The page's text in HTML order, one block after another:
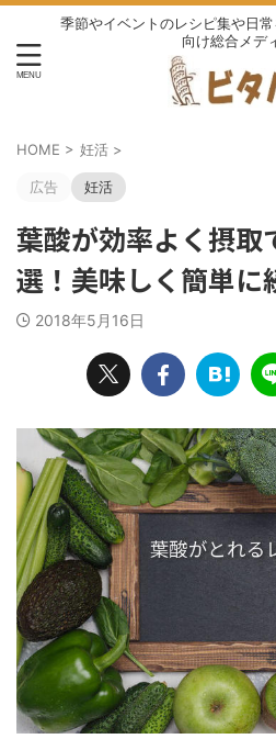
季節やイベントのレシピ集や日
向け総合メデ
HOME > 妊活 >
広告 妊活
葉酸が効率よく摂取
選！美味しく簡単に
2018年5月16日